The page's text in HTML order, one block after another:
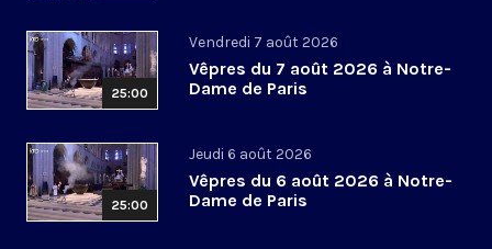
25:00
Vendredi 7 août 2026
Vêpres du 7 août 2026 à Notre-
Dame de Paris
25:00
Jeudi 6 août 2026
Vêpres du 6 août 2026 à Notre-
Dame de Paris